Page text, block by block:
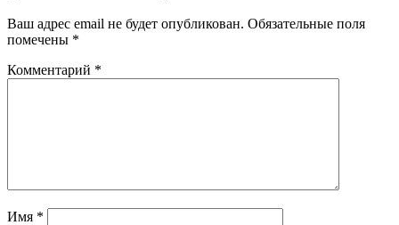
Ваш адрес email не будет опубликован. Обязательные поля
помечены *
Комментарий *
Имя *